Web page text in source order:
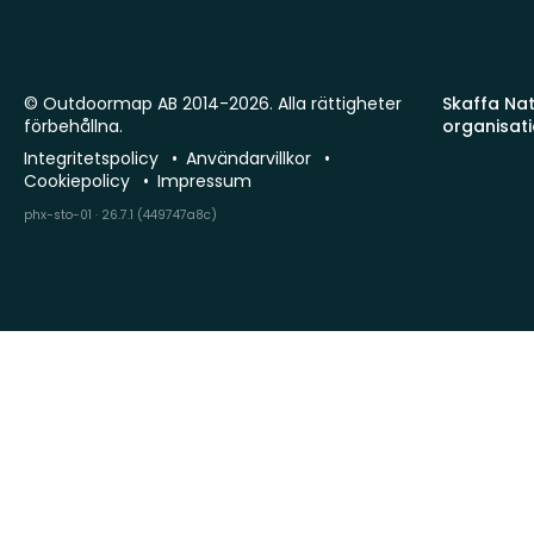
Skaffa
© Outdoormap AB 2014-2026. Alla rättigheter
förbehållna.
Integritetspolicy
Användarvillkor
Cookiepolicy
Impressum
phx-sto-01 · 26.7.1 (449747a8c)